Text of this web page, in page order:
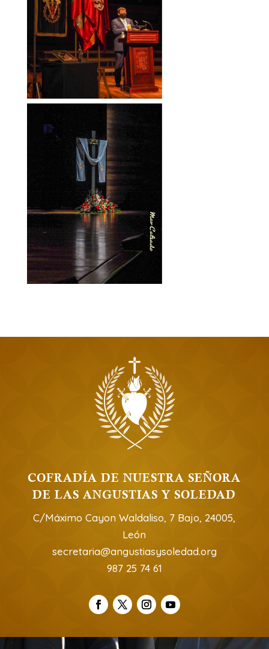
COFRADÍA DE NUESTRA SEÑORA
DE LAS ANGUSTIAS Y SOLEDAD
C/Máximo Cayon Waldaliso, 7 Bajo, 24005,
León
secretaria@angustiasysoledad.org
987 25 74 61